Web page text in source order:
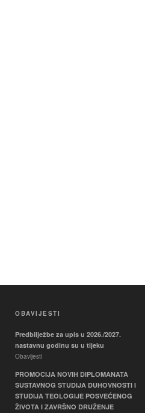
OBAVIJESTI
Predbilježbe za upis u 2026./2027.
nastavnu godinu su u tijeku
Obavijesti
PROMOCIJA NOVIH DIPLOMANATA
SUSTAVNOG STUDIJA DUHOVNOSTI I
STUDIJA TEOLOGIJE POSVEĆENOG
ŽIVOTA I ZAVRŠNO DRUŽENJE